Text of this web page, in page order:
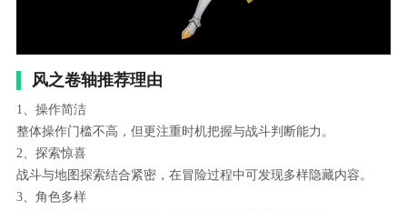
风之卷轴推荐理由
1、操作简洁
整体操作门槛不高，但更注重时机把握与战斗判断能力。
2、探索惊喜
战斗与地图探索结合紧密，在冒险过程中可发现多样隐藏内容。
3、角色多样